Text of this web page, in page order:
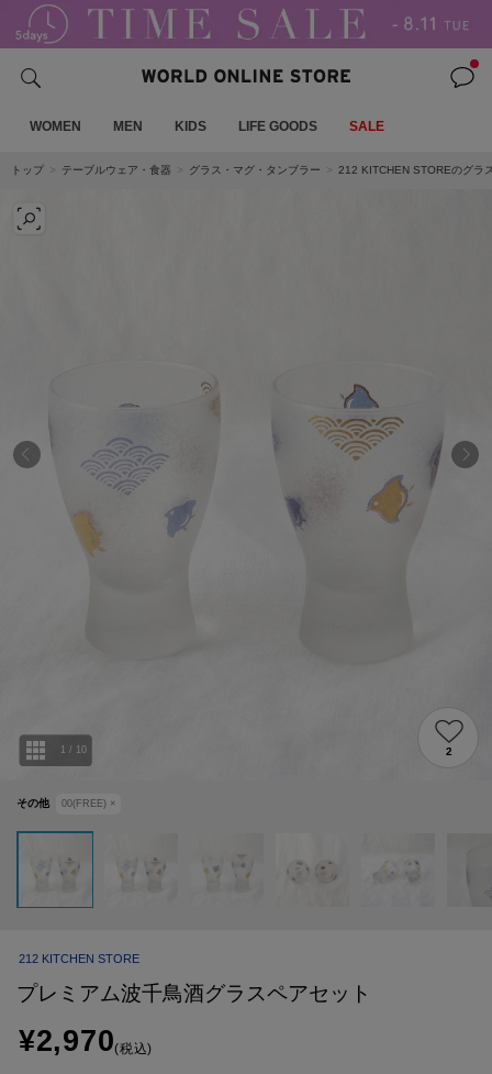
WOMEN MEN KIDS LIFE GOODS SALE
トップ テーブルウェア・食器 グラス・マグ・タンブラー 212 KITCHEN STOREのグラ
その他 00(FREE) ×
1 / 10 2
212 KITCHEN STORE
プレミアム波千鳥酒グラスペアセット
¥2,970(税込)